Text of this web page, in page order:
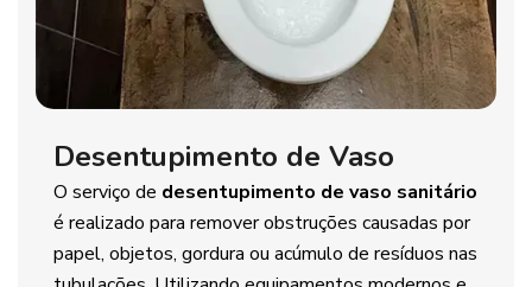
Desentupimento de Vaso
O serviço de desentupimento de vaso sanitário
é realizado para remover obstruções causadas por
papel, objetos, gordura ou acúmulo de resíduos nas